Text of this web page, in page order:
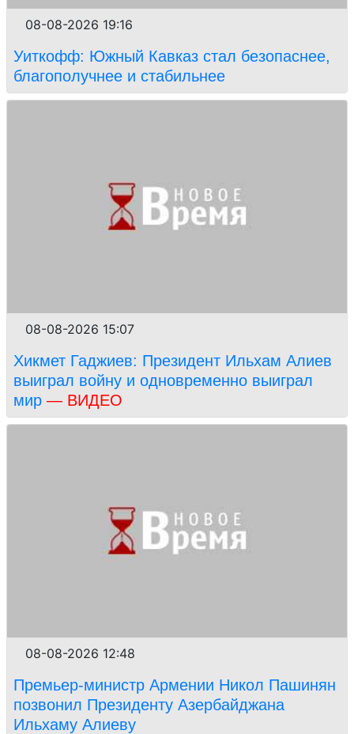
08-08-2026 19:16
Уиткофф: Южный Кавказ стал безопаснее,
благополучнее и стабильнее
08-08-2026 15:07
Хикмет Гаджиев: Президент Ильхам Алиев
выиграл войну и одновременно выиграл
мир — ВИДЕО
08-08-2026 12:48
Премьер-министр Армении Никол Пашинян
позвонил Президенту Азербайджана
Ильхаму Алиеву